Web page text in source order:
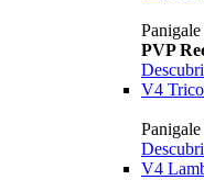
PVP
V4
V4